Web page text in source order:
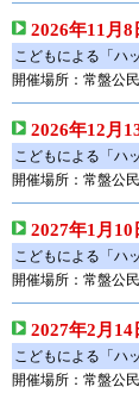
2026年11月
こどもによる「ハ
開催場所：常盤公
2026年12月
こどもによる「ハ
開催場所：常盤公
2027年1月
こどもによる「ハ
開催場所：常盤公
2027年2月
こどもによる「ハ
開催場所：常盤公